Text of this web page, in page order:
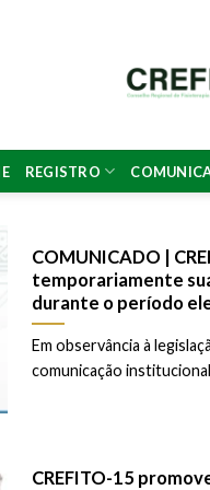
REGISTRO
COMUNICADO |
temporariamente
durante o período
Em observância à
comunicação
CREFITO-15